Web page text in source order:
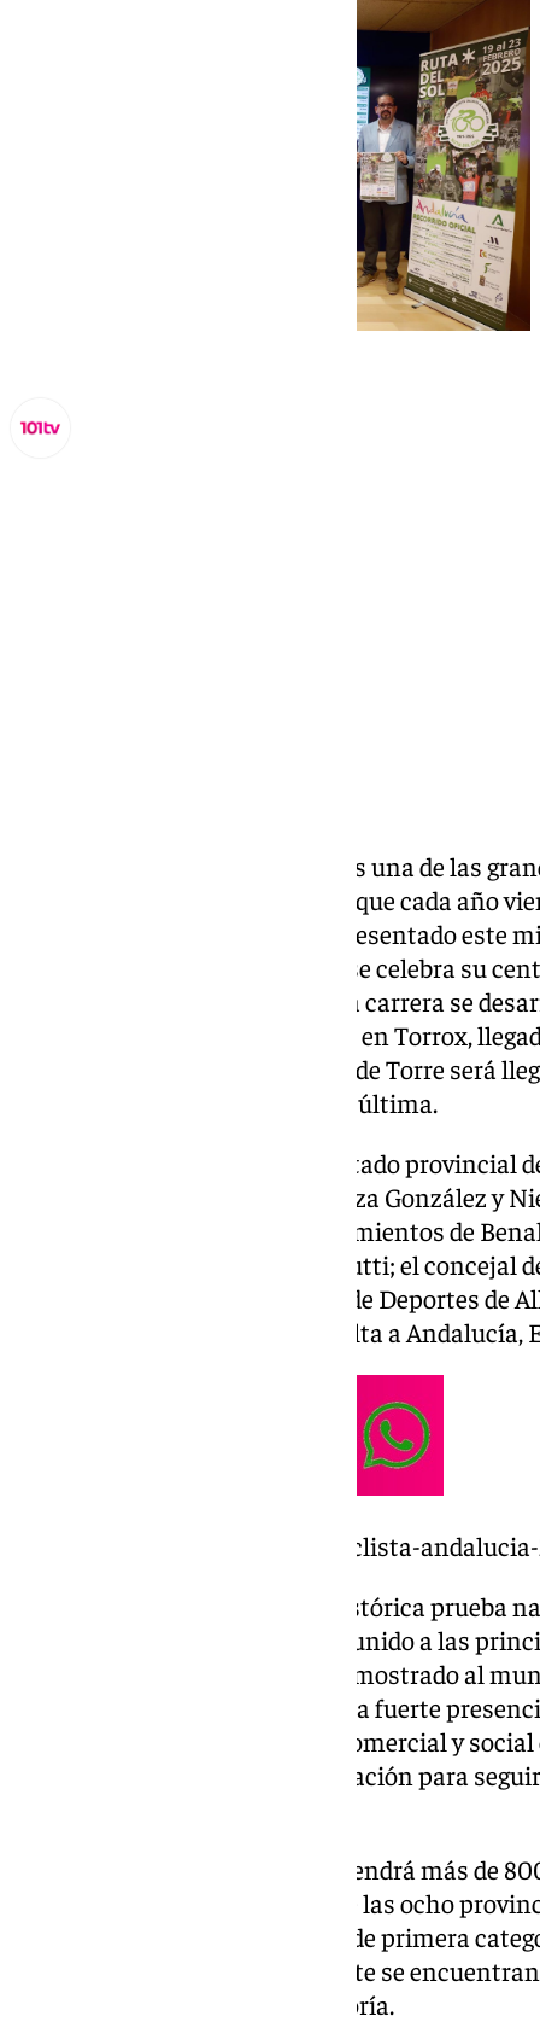
es una de las
que estrena la temporada y a la que cada año
ruedas. La ‘Ruta del Sol’ se ha presentado este
edición muy especial en la que se celebra su
tendrá todo el protagonismo. La carrera se
territorio malagueño con salida en Torrox,
en Cómpeta. Además, Alhaurín de Torre será
Benahavís, salida de la quinta y última.
Así lo ha dado a conocer el diputado provincial
las también diputadas Esperanza González y
respectivamente, de los ayuntamientos de
Deportes de Nerja, Marcelo Berutti; el concejal
Manuel Fernández; el concejal de Deportes de
y el director comercial de la Vuelta a Andalucía,
https://www.101tv.es/vuelta-ciclista-
Rosas ha recordado que esta histórica prueba
total de 71 ediciones que han reunido a las
nacional e internacional y han mostrado al
Andalucía. Málaga ha tenido una fuerte
de gran repercusión turística, comercial y
renueva un año más su colaboración para
El itinerario de esta 71 edición tendrá más de
etapas que recorrerán cuatro de las ocho
once puertos de montaña: uno de primera
tercera. De los once puertos, siete se
ellos, el único de primera categoría.